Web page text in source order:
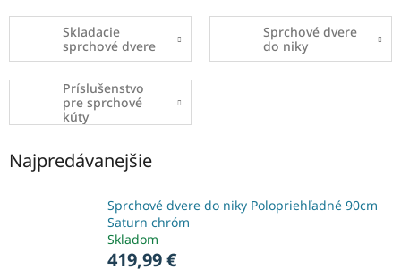
Skladacie
sprchové dvere
Sprchové dvere
do niky
Príslušenstvo
pre sprchové
kúty
Najpredávanejšie
Sprchové dvere do niky Polopriehľadné 90cm
Saturn chróm
Skladom
419,99 €